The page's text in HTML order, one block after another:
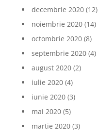
decembrie 2020(12)
noiembrie 2020(14)
octombrie 2020(8)
septembrie 2020(4)
august 2020(2)
iulie 2020(4)
iunie 2020(3)
mai 2020(5)
martie 2020(3)